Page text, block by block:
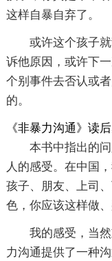
这样自暴自弃了。
或许这个孩子
诉他原因，或许下
个别事件去否认或
的。
《非暴力沟通》读
本书中指出的
人的感受。在中国
孩子、朋友、上司
色，你应该这样做
我的感受，当
力沟通提供了一种